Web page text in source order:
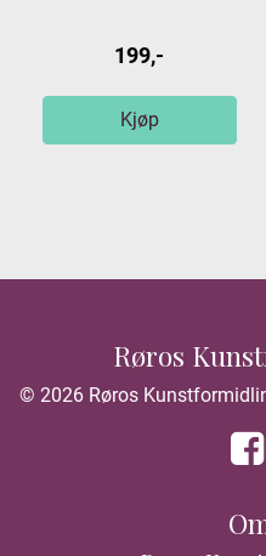
199,-
Kjøp
Røros
© 2026 Røros